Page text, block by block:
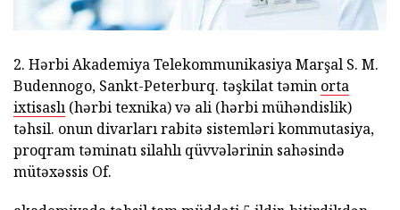
2. Hərbi Akademiya Telekommunikasiya Marşal S. M.
Budennogo, Sankt-Peterburq. təşkilat təmin orta
ixtisaslı (hərbi texnika) və ali (hərbi mühəndislik)
təhsil. onun divarları rabitə sistemləri kommutasiya,
proqram təminatı silahlı qüvvələrinin sahəsində
mütəxəssis Of.